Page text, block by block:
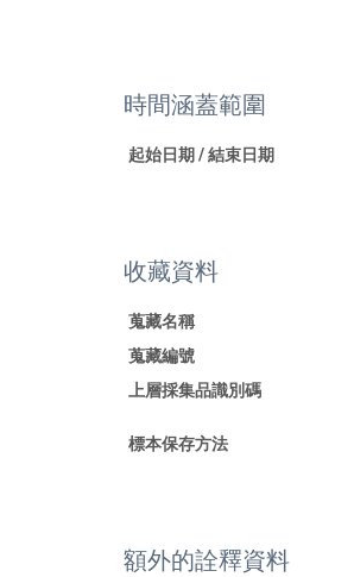
時間涵蓋範圍
起始日期 / 結束日期
收藏資料
蒐藏名稱
蒐藏編號
上層採集品識別碼
標本保存方法
額外的詮釋資料